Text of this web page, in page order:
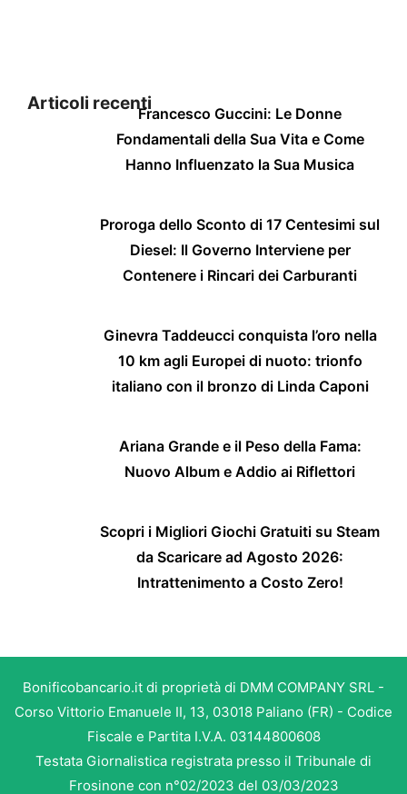
Articoli recentiFrancesco Guccini: Le Donne
Fondamentali della Sua Vita e Come
Hanno Influenzato la Sua Musica
Proroga dello Sconto di 17 Centesimi sul
Diesel: Il Governo Interviene per
Contenere i Rincari dei Carburanti
Ginevra Taddeucci conquista l’oro nella
10 km agli Europei di nuoto: trionfo
italiano con il bronzo di Linda Caponi
Ariana Grande e il Peso della Fama:
Nuovo Album e Addio ai Riflettori
Scopri i Migliori Giochi Gratuiti su Steam
da Scaricare ad Agosto 2026:
Intrattenimento a Costo Zero!
Bonificobancario.it di proprietà di DMM COMPANY SRL -
Corso Vittorio Emanuele II, 13, 03018 Paliano (FR) - Codice
Fiscale e Partita I.V.A. 03144800608
Testata Giornalistica registrata presso il Tribunale di
Frosinone con n°02/2023 del 03/03/2023